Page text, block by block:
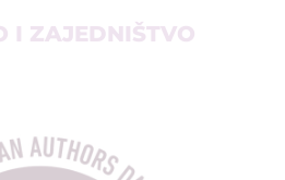
I ZAJEDNIŠTVO